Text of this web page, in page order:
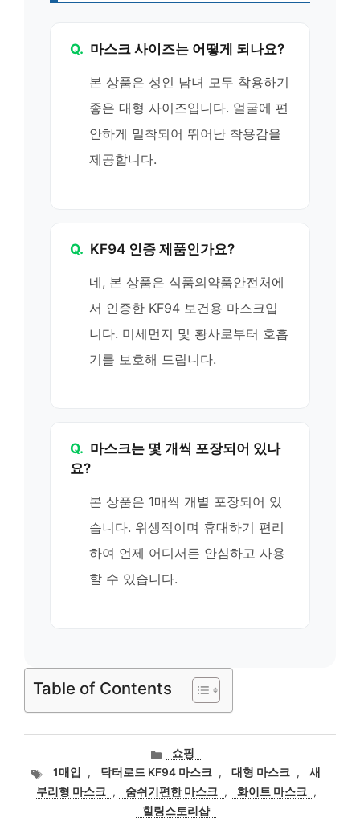
Q. 마스크 사이즈는 어떻게 되나요?
본 상품은 성인 남녀 모두 착용하기
좋은 대형 사이즈입니다. 얼굴에 편
안하게 밀착되어 뛰어난 착용감을
제공합니다.
Q. KF94 인증 제품인가요?
네, 본 상품은 식품의약품안전처에
서 인증한 KF94 보건용 마스크입
니다. 미세먼지 및 황사로부터 호흡
기를 보호해 드립니다.
Q. 마스크는 몇 개씩 포장되어 있나
요?
본 상품은 1매씩 개별 포장되어 있
습니다. 위생적이며 휴대하기 편리
하여 언제 어디서든 안심하고 사용
할 수 있습니다.
Table of Contents
카
테
고
리
쇼핑
태
그
1매입 , 닥터로드 KF94 마스크 , 대형 마스크 ,
새
부리형 마스크 , 숨쉬기편한 마스크 , 화이트 마스크 ,
힐링스토리샵